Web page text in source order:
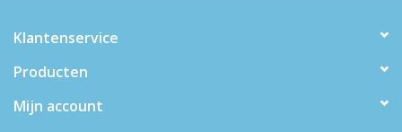
Klantenservice
Producten
Mijn account